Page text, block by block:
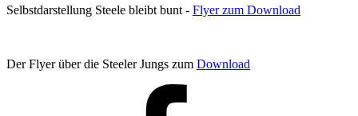
Selbstdarstellung Steele bleibt bunt - Flyer zum Download
Der Flyer über die Steeler Jungs zum Download